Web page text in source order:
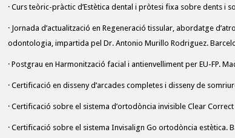
· Curs teòric-pràctic d’Estètica dental i pròtesi fixa sobre dents i
· Jornada d’actualització en Regeneració tissular, abordatge
odontologia, impartida pel Dr. Antonio Murillo Rodriguez.
· Postgrau en Harmonització facial i antienvelliment per EU-FP.
· Certificació en disseny d’arcades completes i disseny de
· Certificació sobre el sistema d’ortodòncia invisible Clear
· Certificació sobre el sistema Invisalign Go ortodòncia estètica.